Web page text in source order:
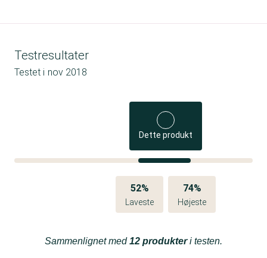
Testresultater
Testet i nov 2018
Dette produkt
52%
Laveste
74%
Højeste
Sammenlignet med12 produkteri testen.